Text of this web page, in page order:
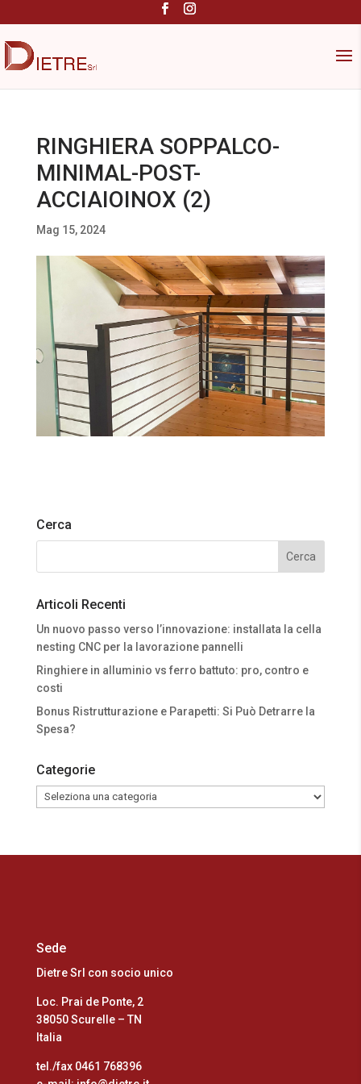
RINGHIERA SOPPALCO-
MINIMAL-POST-
ACCIAIOINOX (2)
Mag 15, 2024
Cerca
Articoli Recenti
Un nuovo passo verso l’innovazione: installata la cella
nesting CNC per la lavorazione pannelli
Ringhiere in alluminio vs ferro battuto: pro, contro e
costi
Bonus Ristrutturazione e Parapetti: Si Può Detrarre la
Spesa?
Categorie
Categorie
Sede
Dietre Srl con socio unico
Loc. Prai de Ponte, 2
38050 Scurelle – TN
Italia
tel./fax 0461 768396